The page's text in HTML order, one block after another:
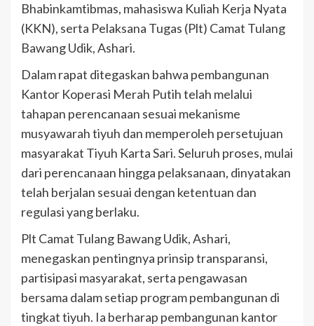
Bhabinkamtibmas, mahasiswa Kuliah Kerja Nyata
(KKN), serta Pelaksana Tugas (Plt) Camat Tulang
Bawang Udik, Ashari.
Dalam rapat ditegaskan bahwa pembangunan
Kantor Koperasi Merah Putih telah melalui
tahapan perencanaan sesuai mekanisme
musyawarah tiyuh dan memperoleh persetujuan
masyarakat Tiyuh Karta Sari. Seluruh proses, mulai
dari perencanaan hingga pelaksanaan, dinyatakan
telah berjalan sesuai dengan ketentuan dan
regulasi yang berlaku.
Plt Camat Tulang Bawang Udik, Ashari,
menegaskan pentingnya prinsip transparansi,
partisipasi masyarakat, serta pengawasan
bersama dalam setiap program pembangunan di
tingkat tiyuh. Ia berharap pembangunan kantor